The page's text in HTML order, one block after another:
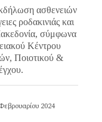
ασθενειών
ροδακινιάς και
σύμφωνα
Κέντρου
Ποιοτικού &
2024